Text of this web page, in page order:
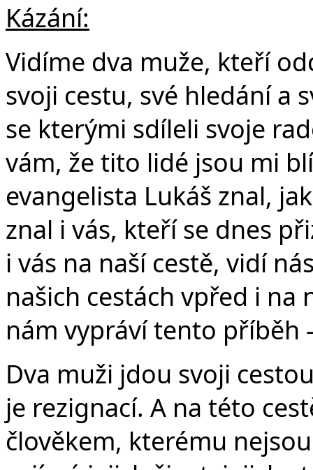
Kázání:
Vidíme dva muže, kteří
svoji cestu, své hledání a
se kterými sdíleli svoje
vám, že tito lidé jsou mi
evangelista Lukáš znal,
znal i vás, kteří se dnes
i vás na naší cestě, vidí
našich cestách vpřed i na
nám vypráví tento příběh
Dva muži jdou svoji
je rezignací. A na této
člověkem, kterému